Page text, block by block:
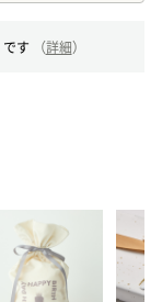
です （詳細）